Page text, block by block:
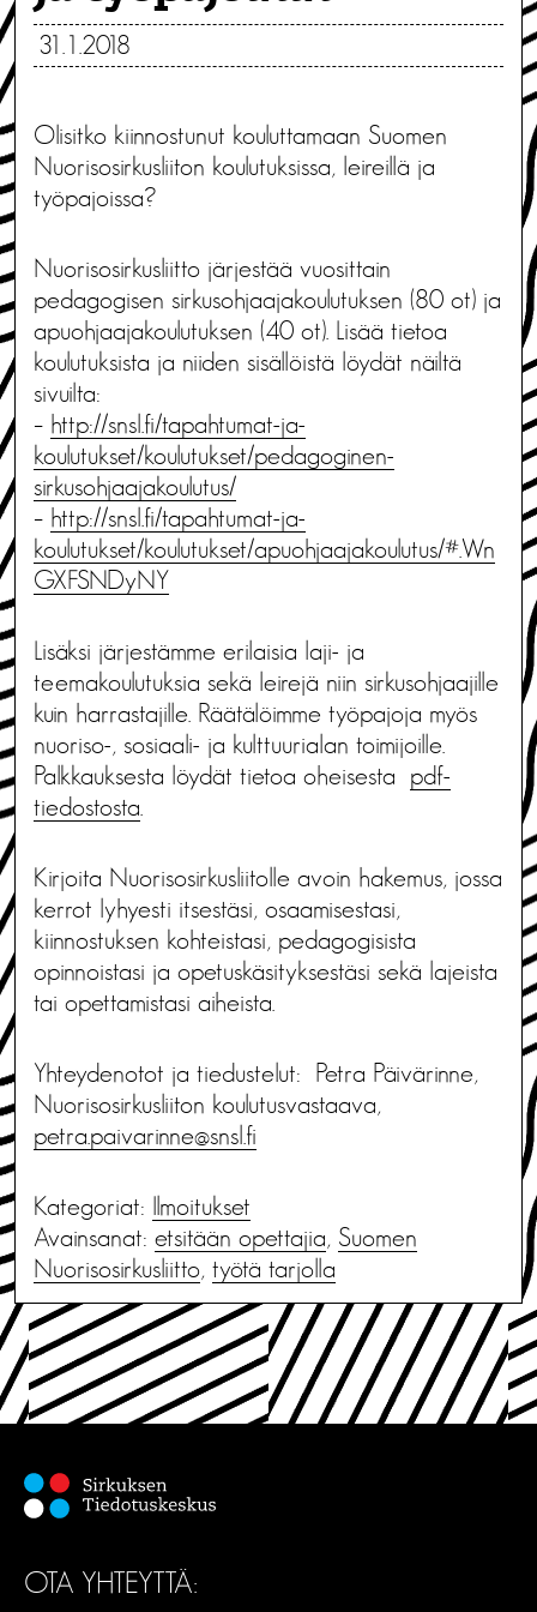
31.1.2018
Olisitko kiinnostunut kouluttamaan Suomen
Nuorisosirkusliiton koulutuksissa, leireillä ja
työpajoissa?
Nuorisosirkusliitto järjestää vuosittain
pedagogisen sirkusohjaajakoulutuksen (80 ot) ja
apuohjaajakoulutuksen (40 ot). Lisää tietoa
koulutuksista ja niiden sisällöistä löydät näiltä
sivuilta:
– http://snsl.fi/tapahtumat-ja-
koulutukset/koulutukset/pedagoginen-
sirkusohjaajakoulutus/
– http://snsl.fi/tapahtumat-ja-
koulutukset/koulutukset/apuohjaajakoulutus/#.Wn
GXFSNDyNY
Lisäksi järjestämme erilaisia laji- ja
teemakoulutuksia sekä leirejä niin sirkusohjaajille
kuin harrastajille. Räätälöimme työpajoja myös
nuoriso-, sosiaali- ja kulttuurialan toimijoille.
Palkkauksesta löydät tietoa oheisesta pdf-
tiedostosta
Kirjoita Nuorisosirkusliitolle avoin hakemus, jossa
kerrot lyhyesti itsestäsi, osaamisestasi,
kiinnostuksen kohteistasi, pedagogisista
opinnoistasi ja opetuskäsityksestäsi sekä lajeista
tai opettamistasi aiheista.
Yhteydenotot ja tiedustelut: Petra Päivärinne,
Nuorisosirkusliiton koulutusvastaava,
petra.paivarinne@snsl.fi
Kategoriat: Ilmoitukset
Avainsanat: etsitään opettajia, Suomen
Nuorisosirkusliitto, työtä tarjolla
OTA YHTEYTTÄ: